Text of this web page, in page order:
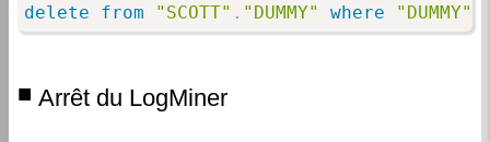
delete from "SCOTT" . "DUMMY" where "DUMMY"
Arrêt du LogMiner